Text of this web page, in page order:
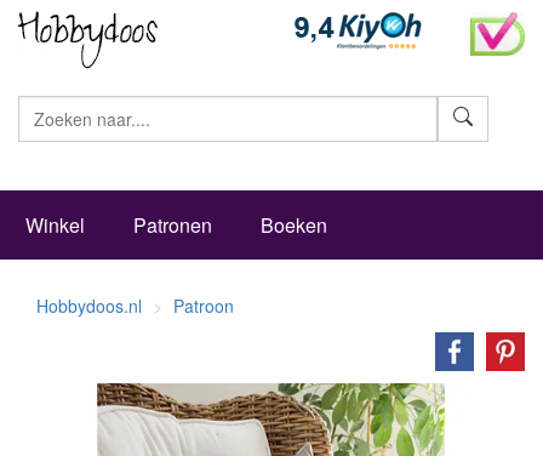
Winkel Patronen Boeken
Hobbydoos.nl Patroon